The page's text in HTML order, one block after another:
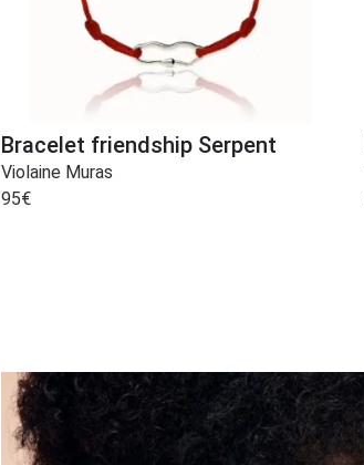
Bracelet friendship Serpent
Violaine Muras
95€